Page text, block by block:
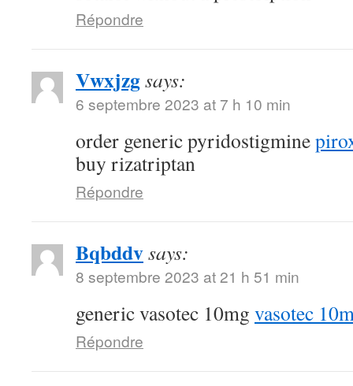
Répondre
Vwxjzgsays:
6 septembre 2023 at 7 h 10 min
order generic pyridostigmine
buy rizatriptan
Répondre
Bqbddvsays:
8 septembre 2023 at 21 h 51 min
generic vasotec 10mg vasotec
Répondre